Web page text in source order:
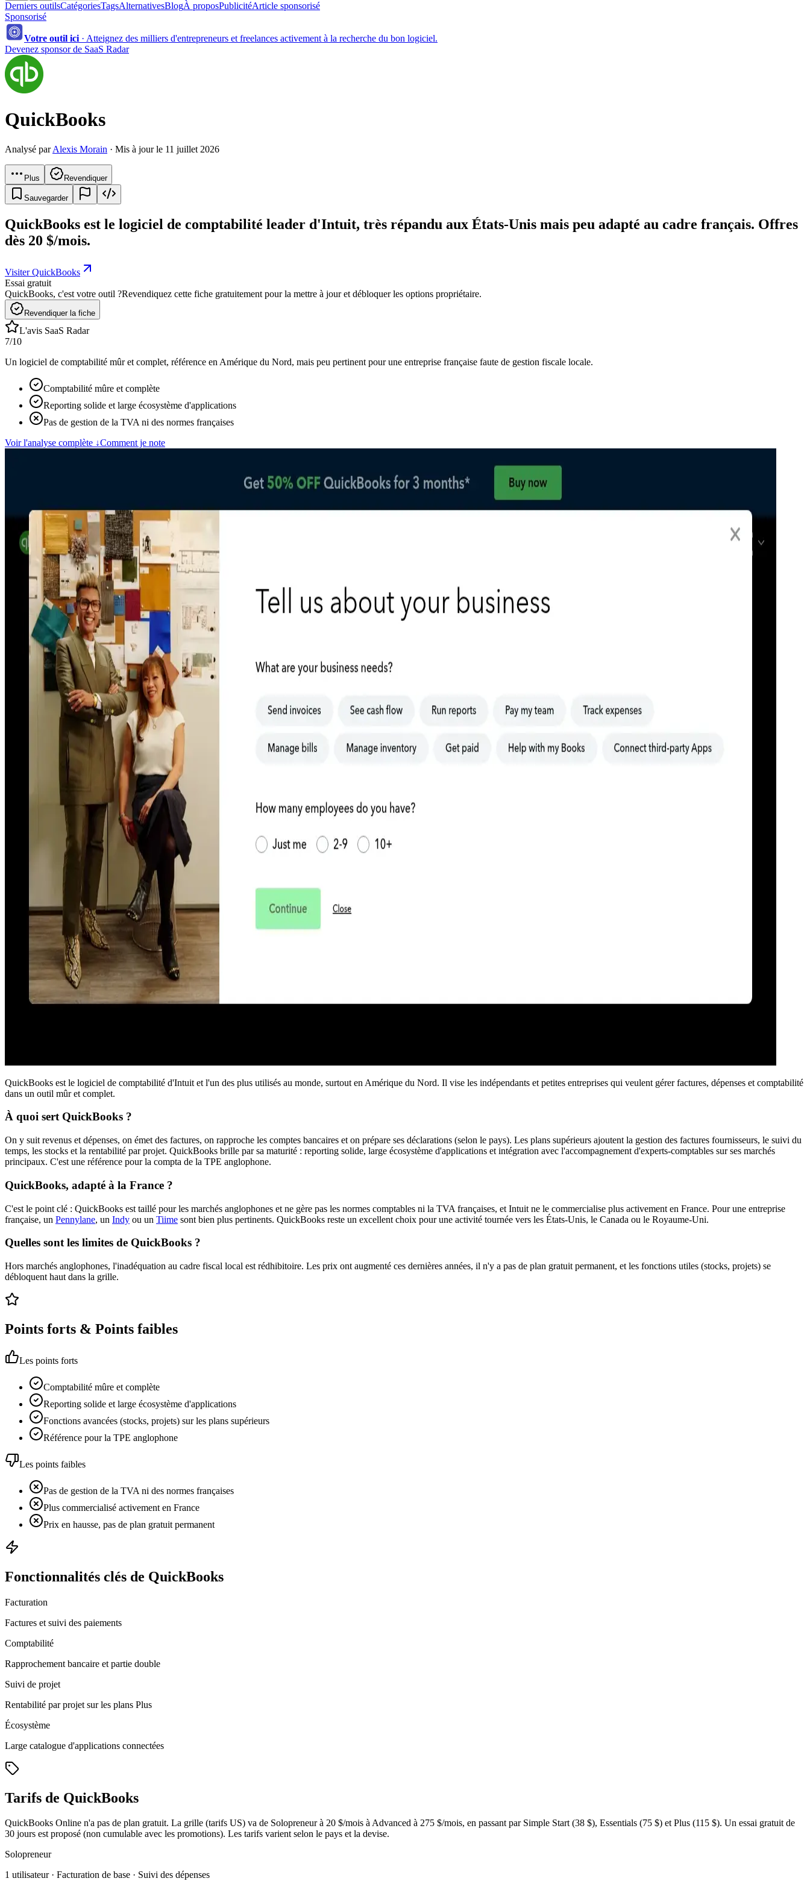
Derniers outilsCatégoriesTagsAlternativesBlogÀ proposPublicitéArticle sponsorisé
Sponsorisé
Votre outil ici · Atteignez des milliers d'entrepreneurs et freelances activement à la recherche du bon logiciel.
Devenez sponsor de SaaS Radar
QuickBooks
Analysé parAlexis Morain · Mis à jour le 11 juillet 2026
Plus Revendiquer
Sauvegarder
QuickBooks est le logiciel de comptabilité leader d'Intuit, très répandu aux États-Unis mais peu adapté au cadre français. Offres
dès 20 $/mois.
Visiter QuickBooks
Essai gratuit
QuickBooks, c'est votre outil ?Revendiquez cette fiche gratuitement pour la mettre à jour et débloquer les options propriétaire.
Revendiquer la fiche
L'avis SaaS Radar
7/10
Un logiciel de comptabilité mûr et complet, référence en Amérique du Nord, mais peu pertinent pour une entreprise française faute de gestion fiscale locale.
Comptabilité mûre et complète
Reporting solide et large écosystème d'applications
Pas de gestion de la TVA ni des normes françaises
Voir l'analyse complète ↓Comment je note
QuickBooks est le logiciel de comptabilité d'Intuit et l'un des plus utilisés au monde, surtout en Amérique du Nord. Il vise les indépendants et petites entreprises qui veulent gérer factures, dépenses et comptabilité
dans un outil mûr et complet.
À quoi sert QuickBooks ?
On y suit revenus et dépenses, on émet des factures, on rapproche les comptes bancaires et on prépare ses déclarations (selon le pays). Les plans supérieurs ajoutent la gestion des factures fournisseurs, le suivi du
temps, les stocks et la rentabilité par projet. QuickBooks brille par sa maturité : reporting solide, large écosystème d'applications et intégration avec l'accompagnement d'experts-comptables sur ses marchés
principaux. C'est une référence pour la compta de la TPE anglophone.
QuickBooks, adapté à la France ?
C'est le point clé : QuickBooks est taillé pour les marchés anglophones et ne gère pas les normes comptables ni la TVA françaises, et Intuit ne le commercialise plus activement en France. Pour une entreprise
française, un Pennylane, un Indy ou un Tiime sont bien plus pertinents. QuickBooks reste un excellent choix pour une activité tournée vers les États-Unis, le Canada ou le Royaume-Uni.
Quelles sont les limites de QuickBooks ?
Hors marchés anglophones, l'inadéquation au cadre fiscal local est rédhibitoire. Les prix ont augmenté ces dernières années, il n'y a pas de plan gratuit permanent, et les fonctions utiles (stocks, projets) se
débloquent haut dans la grille.
Points forts & Points faibles
Les points forts
Comptabilité mûre et complète
Reporting solide et large écosystème d'applications
Fonctions avancées (stocks, projets) sur les plans supérieurs
Référence pour la TPE anglophone
Les points faibles
Pas de gestion de la TVA ni des normes françaises
Plus commercialisé activement en France
Prix en hausse, pas de plan gratuit permanent
Fonctionnalités clés de QuickBooks
Facturation
Factures et suivi des paiements
Comptabilité
Rapprochement bancaire et partie double
Suivi de projet
Rentabilité par projet sur les plans Plus
Écosystème
Large catalogue d'applications connectées
Tarifs de QuickBooks
QuickBooks Online n'a pas de plan gratuit. La grille (tarifs US) va de Solopreneur à 20 $/mois à Advanced à 275 $/mois, en passant par Simple Start (38 $), Essentials (75 $) et Plus (115 $). Un essai gratuit de
30 jours est proposé (non cumulable avec les promotions). Les tarifs varient selon le pays et la devise.
Solopreneur
1 utilisateur · Facturation de base · Suivi des dépenses